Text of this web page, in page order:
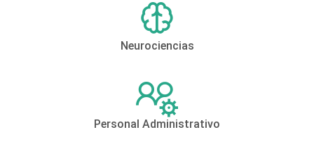
Neurociencias
Personal Administrativo